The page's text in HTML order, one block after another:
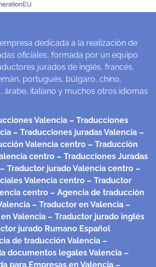
dedicada a la realización de
oficiales, formada por un equipo
jurados de inglés, francés,
portugués, búlgaro, chino,
árabe, italiano y muchos otros idiomas
Valencia – Traducciones
– Traducciones juradas Valencia –
Valencia centro – Traducción
centro – Traducciones Juradas
– Traductor jurado Valencia centro –
Valencia centro – Traductor
centro – Agencia de traducción
– Traductor en Valencia –
Valencia – Traductor jurado inglés
jurado Rumano Español
de traducción Valencia –
documentos legales Valencia –
para Empresas en Valencia –